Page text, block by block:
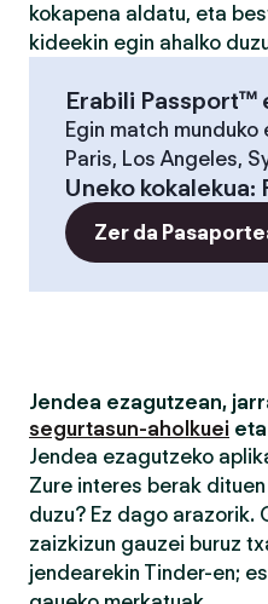
kokapena aldatu, eta
kideekin egin ahalko
Erabili Passport™
Egin match munduko
Paris, Los Angeles,
Uneko kokalekua:
Zer da
Jendea ezagutzean,
segurtasun-aholkuei eta
Jendea ezagutzeko
Zure interes berak
duzu? Ez dago arazorik.
zaizkizun gauzei buruz
jendearekin Tinder-en;